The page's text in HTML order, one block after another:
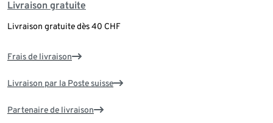
Livraison gratuite
Livraison gratuite dès 40 CHF
Frais de livraison
Livraison par la Poste suisse
Partenaire de livraison